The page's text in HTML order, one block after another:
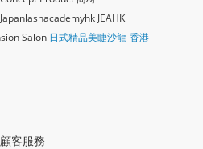
hk JEAHK
Salon 日式精品美睫沙龍-香港
顧客服務